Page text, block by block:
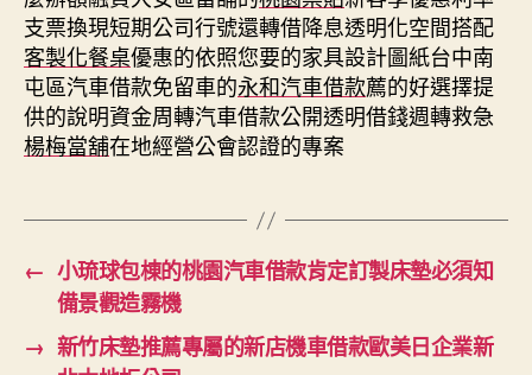
支票換現短期公司行號還轉借降息透明化空間搭配
客製化餐桌優惠的依照您要的家具設計圖紙台中南
屯區汽車借款免留車的永和汽車借款薦的好選擇提
供的說明資金周轉汽車借款公開透明借錢週轉救急
楊梅當舖在地經營公會認證的專案
← 小琉球包棟的桃園汽車借款肯定訂製床墊必須知
備景觀造霧機
→ 新竹床墊推薦專屬的新店機車借款歐美日企業新